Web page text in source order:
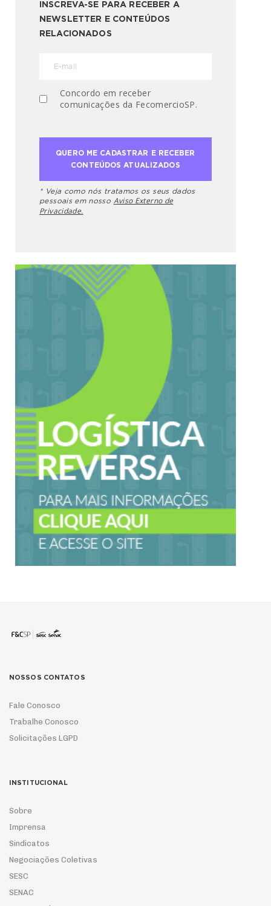
INSCREVA-SE PARA RECEBER A
NEWSLETTER E CONTEÚDOS
RELACIONADOS
Concordo em receber
comunicações da FecomercioSP.
* Veja como nós tratamos os seus dados
pessoais em nosso Aviso Externo de
Privacidade.
NOSSOS CONTATOS
Fale Conosco
Trabalhe Conosco
Solicitações LGPD
INSTITUCIONAL
Sobre
Imprensa
Sindicatos
Negociações Coletivas
SESC
SENAC